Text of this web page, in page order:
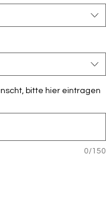
bitte hier eintragen
0/150